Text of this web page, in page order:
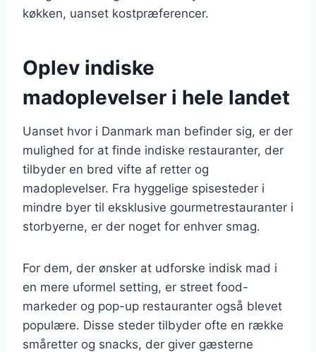
køkken, uanset kostpræferencer.
Oplev indiske
madoplevelser i hele landet
Uanset hvor i Danmark man befinder sig, er der
mulighed for at finde indiske restauranter, der
tilbyder en bred vifte af retter og
madoplevelser. Fra hyggelige spisesteder i
mindre byer til eksklusive gourmetrestauranter i
storbyerne, er der noget for enhver smag.
For dem, der ønsker at udforske indisk mad i
en mere uformel setting, er street food-
markeder og pop-up restauranter også blevet
populære. Disse steder tilbyder ofte en række
småretter og snacks, der giver gæsterne